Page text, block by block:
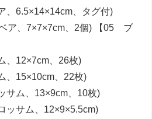
、6.5×14×14cm、タグ付)
ア、7×7×7cm、2個) 【05 ブ
、12×7cm、26枚)
、15×10cm、22枚)
サム、13×9cm、10枚)
ッサム、12×9×5.5cm)